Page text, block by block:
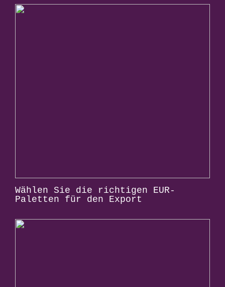
Wählen Sie die richtigen EUR-
Paletten für den Export